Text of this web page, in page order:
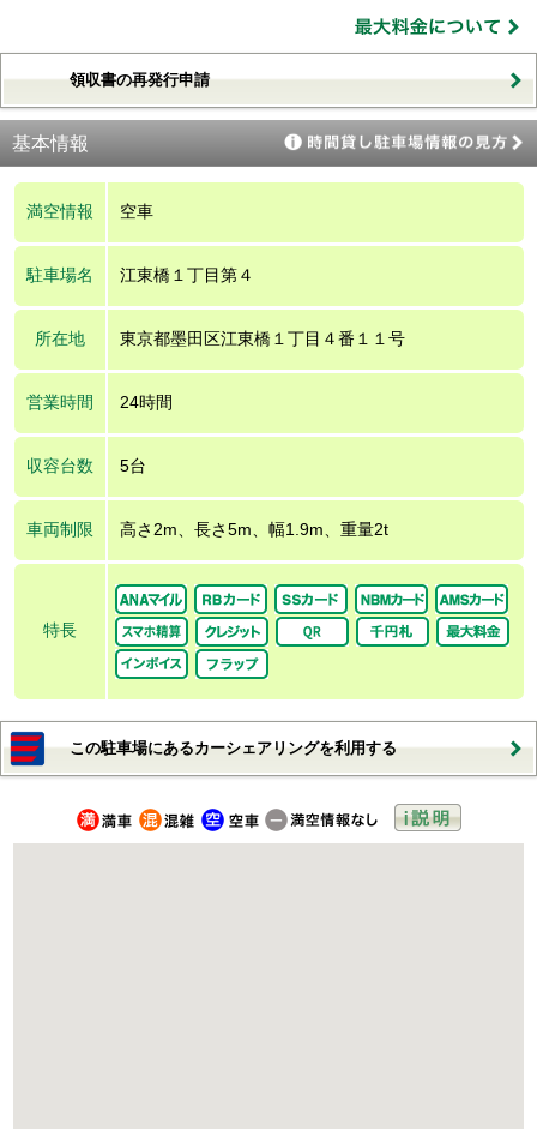
領収書の再発行申請
基本情報
満空情報 空車
駐車場名 江東橋１丁目第４
所在地 東京都墨田区江東橋１丁目４番１１号
営業時間 24時間
収容台数 5台
車両制限 高さ2m、長さ5m、幅1.9m、重量2t
特長
この駐車場にあるカーシェアリングを利用する